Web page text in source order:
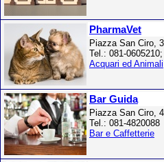
PharmaVet
Piazza San Ciro,
Tel.: 081-
Acquari ed Animali
Bar Guida
Piazza San Ciro,
Tel.: 081-4820088
Bar e Caffetterie